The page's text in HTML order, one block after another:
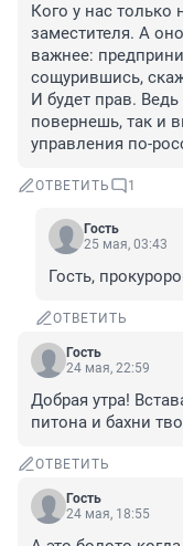
Кого у нас
заместителя. А
важнее:
сощурившись,
И будет прав.
повернешь, так и
управления по-
ОТВЕТИТЬ 1
Гость
25 мая, 03:43
Гость,
ОТВЕТИТЬ
Гость
24 мая, 22:59
Добрая утра!
питона и бахни
ОТВЕТИТЬ
Гость
24 мая, 18:55